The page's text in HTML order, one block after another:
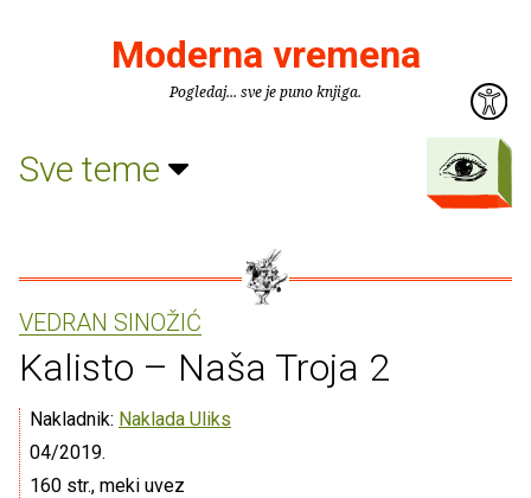
Moderna vremena
Pogledaj... sve je puno knjiga.
Sve teme
VEDRAN SINOŽIĆ
Kalisto – Naša Troja 2
Nakladnik: Naklada Uliks
04/2019.
160 str., meki uvez